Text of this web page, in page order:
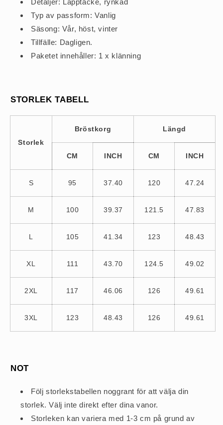
Detaljer: Lapptäcke, rynkad
Typ av passform: Vanlig
Säsong: Vår, höst, vinter
Tillfälle: Dagligen.
Paketet innehåller: 1 x klänning
STORLEK TABELL
Storlek
Bröstkorg Längd
CM INCH CM INCH
S 95 37.40 120 47.24
M 100 39.37 121.5 47.83
L 105 41.34 123 48.43
XL 111 43.70 124.5 49.02
2XL 117 46.06 126 49.61
3XL 123 48.43 126 49.61
NOT
Följ storlekstabellen noggrant för att välja din
storlek. Välj inte direkt efter dina vanor.
Storleken kan variera med 1-3 cm på grund av